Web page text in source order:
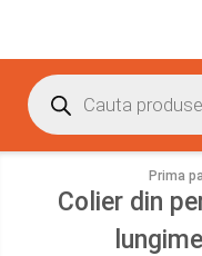
Prima
Colier din